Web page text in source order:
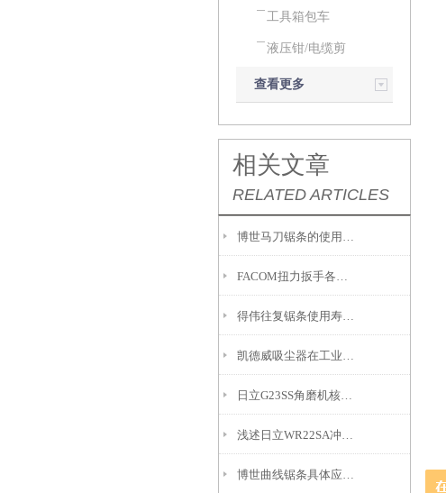
工具箱包车
液压钳/电缆剪
查看更多
相关文章
RELATED ARTICLES
得伟往复锯条使用寿命想要得到延长，就要注意以下问题
日立G23SS角磨机核心特色及适用场景参考